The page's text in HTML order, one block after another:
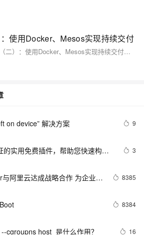
使用Docker、Mesos实现持续交付
本文讲的是持续交付系列（二）：使用Docker、Mesos实现持续交付，【编者的话】本文主要介绍Mesos和Marathon的搭建以及如何完成整个持续交付过程，以及后续还可以做哪些改进和加强。整个系统搭建完成后，应用代码的改变会自动触发Jenkins构建流程，几秒钟后，改变就会通过Jenkins、D...
on device” 解决方案 9
实用免费插件，帮助您快速构建
3
与阿里云达成战略合作 为企业级
8385
8384
cgroupns host  是什么作用？ 16